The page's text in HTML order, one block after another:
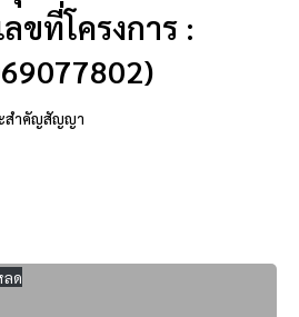
ขที่โครงการ :
ะสำคัญสัญญา
ลด